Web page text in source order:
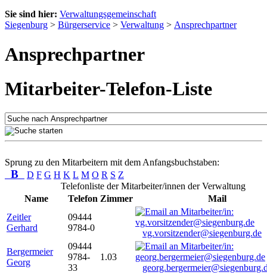
Sie sind hier: Verwaltungsgemeinschaft
Siegenburg > Bürgerservice > Verwaltung > Ansprechpartner
Ansprechpartner
Mitarbeiter-Telefon-Liste
Sprung zu den Mitarbeitern mit dem Anfangsbuchstaben:
B D F G H K L M O R S Z
Telefonliste der Mitarbeiter/innen der Verwaltung
Name
Telefon Zimmer
Mail
Zeitler
Gerhard
09444
9784-0
vg.vorsitzender@siegenburg.de
Bergermeier
Georg
09444
9784-
33
1.03